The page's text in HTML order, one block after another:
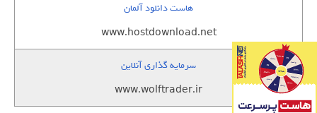
هاست دانلود آلمان
www.hostdownload.net
سرمایه گذاری آنلاین
www.wolftrader.ir